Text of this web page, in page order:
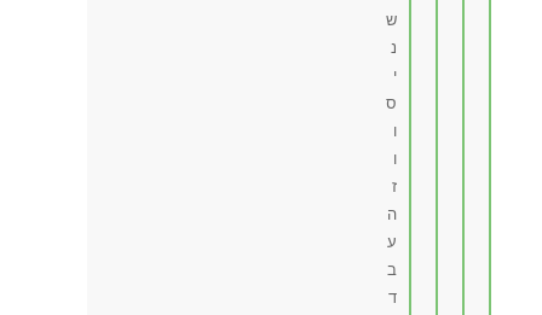
ש
נ
י
ס
ו
ו
ז
ה
ע
ב
ד